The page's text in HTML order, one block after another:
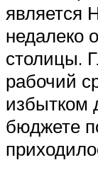
является
недалеко
столицы.
рабочий
избытком
бюджете